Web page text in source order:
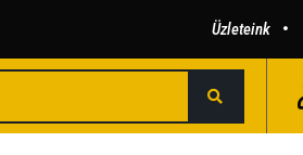
Üzleteink